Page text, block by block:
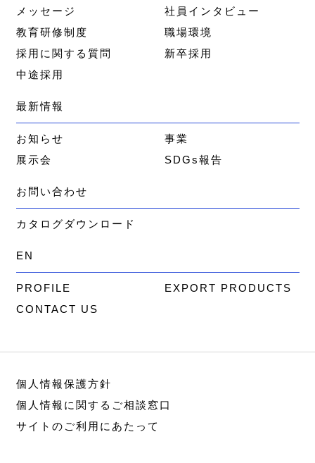
メッセージ
社員インタビュー
教育研修制度
職場環境
採用に関する質問
新卒採用
中途採用
最新情報
お知らせ
事業
展示会
SDGs報告
お問い合わせ
カタログダウンロード
EN
PROFILE
EXPORT PRODUCTS
CONTACT US
個人情報保護方針
個人情報に関するご相談窓口
サイトのご利用にあたって